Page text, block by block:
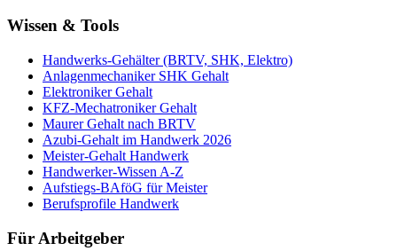
Wissen & Tools
Handwerks-Gehälter (BRTV, SHK, Elektro)
Anlagenmechaniker SHK Gehalt
Elektroniker Gehalt
KFZ-Mechatroniker Gehalt
Maurer Gehalt nach BRTV
Azubi-Gehalt im Handwerk 2026
Meister-Gehalt Handwerk
Handwerker-Wissen A-Z
Aufstiegs-BAföG für Meister
Berufsprofile Handwerk
Für Arbeitgeber